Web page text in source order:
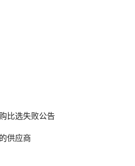
比选失败公告
供应商